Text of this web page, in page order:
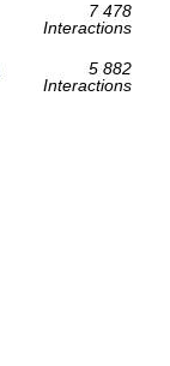
7 478
Interactions
5 882
Interactions